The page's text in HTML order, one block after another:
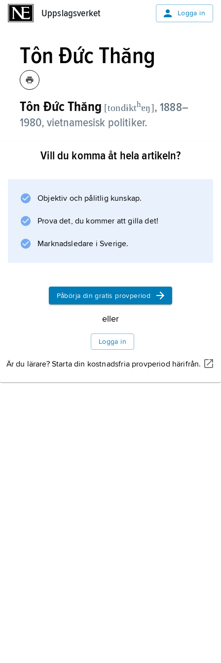
Uppslagsverket Logga in
Tôn Đức Thăng
Tôn Đức Thăng [tondɨkthɐŋ], 1888–
1980, vietnamesisk politiker.
återvände Tôn Đức Thăng till Vietnam, där
frisläpptes först 1945, deltog i motståndet mot
kommunistpartiet. År 1960 blev Tôn Đức
Thăng vicepresident i Nordvietnam och dess
president 1969.
Information om artikeln
Vill du komma åt hela artikeln?
Objektiv och pålitlig kunskap.
Prova det, du kommer att gilla det!
Marknadsledare i Sverige.
Påbörja din gratis provperiod
eller
Logga in
Är du lärare? Starta din kostnadsfria provperiod härifrån.